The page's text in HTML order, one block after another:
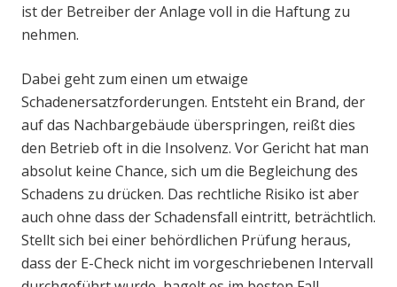
ist der Betreiber der Anlage voll in die Haftung zu
nehmen.
Dabei geht zum einen um etwaige
Schadenersatzforderungen. Entsteht ein Brand, der
auf das Nachbargebäude überspringen, reißt dies
den Betrieb oft in die Insolvenz. Vor Gericht hat man
absolut keine Chance, sich um die Begleichung des
Schadens zu drücken. Das rechtliche Risiko ist aber
auch ohne dass der Schadensfall eintritt, beträchtlich.
Stellt sich bei einer behördlichen Prüfung heraus,
dass der E-Check nicht im vorgeschriebenen Intervall